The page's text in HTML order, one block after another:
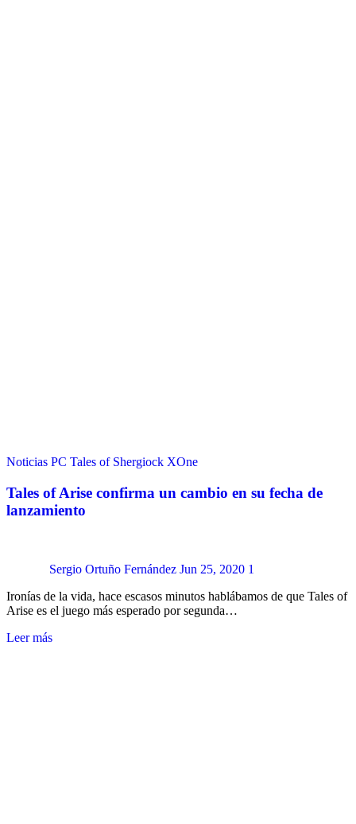
Noticias PC Tales of Shergiock XOne
Tales of Arise confirma un cambio en su fecha de
lanzamiento
Sergio Ortuño Fernández Jun 25, 2020 1
Ironías de la vida, hace escasos minutos hablábamos de que Tales of
Arise es el juego más esperado por segunda…
Leer más